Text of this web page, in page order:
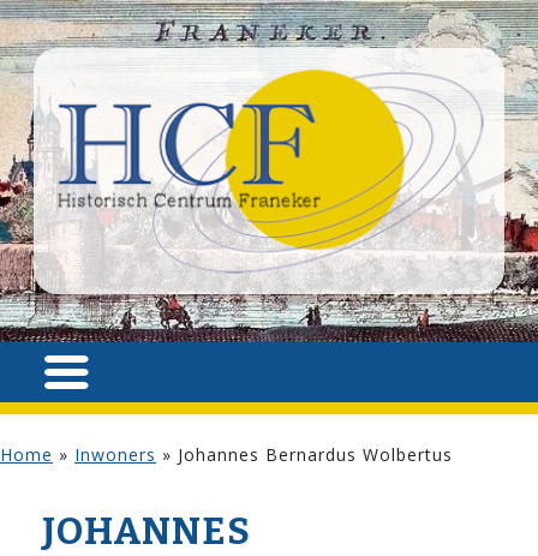
Home » Inwoners » Johannes Bernardus Wolbertus
JOHANNES